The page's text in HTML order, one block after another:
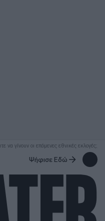
να γίνουν οι επόμενες εθνικές εκλογές;
Ψήφισε Εδώ